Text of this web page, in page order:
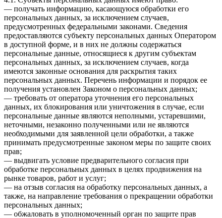
— получать информацию, касающуюся обработки его
персональных данных, за исключением случаев,
предусмотренных федеральными законами. Сведения
предоставляются субъекту персональных данных Оператором
в доступной форме, и в них не должны содержаться
персональные данные, относящиеся к другим субъектам
персональных данных, за исключением случаев, когда
имеются законные основания для раскрытия таких
персональных данных. Перечень информации и порядок ее
получения установлен Законом о персональных данных;
— требовать от оператора уточнения его персональных
данных, их блокирования или уничтожения в случае, если
персональные данные являются неполными, устаревшими,
неточными, незаконно полученными или не являются
необходимыми для заявленной цели обработки, а также
принимать предусмотренные законом меры по защите своих
прав;
— выдвигать условие предварительного согласия при
обработке персональных данных в целях продвижения на
рынке товаров, работ и услуг;
— на отзыв согласия на обработку персональных данных, а
также, на направление требования о прекращении обработки
персональных данных;
— обжаловать в уполномоченный орган по защите прав